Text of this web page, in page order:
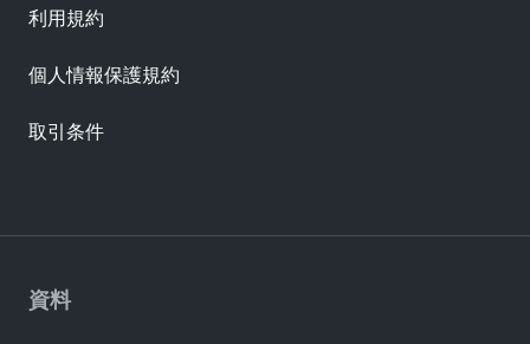
資料
利用規約
個人情報保護規約
取引条件